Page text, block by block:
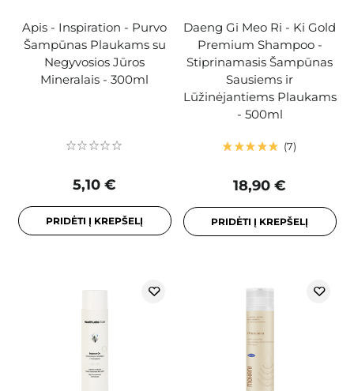
Apis - Inspiration - Purvo
Šampūnas Plaukams su
Negyvosios Jūros
Mineralais - 300ml
5,10 €
PRIDĖTI Į KREPŠELĮ
Daeng Gi Meo Ri - Ki Gold
Premium Shampoo -
Stiprinamasis Šampūnas
Sausiems ir
Lūžinėjantiems Plaukams
- 500ml
7
18,90 €
PRIDĖTI Į KREPŠELĮ